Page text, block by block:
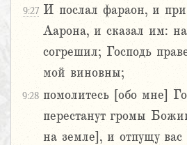
9:27 И послал фараон, и
Аарона, и сказал им: на
согрешил; Господь
мой виновны;
9:28 помолитесь [обо мне]
перестанут громы
на земле], и отпущу вас